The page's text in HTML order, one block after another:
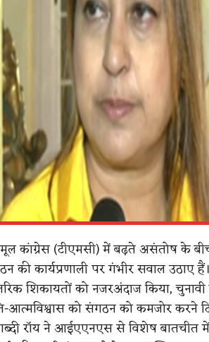
कांग्रेस (टीएमसी) में बढ़ते असंतोष के बीच
की कार्यप्रणाली पर गंभीर सवाल उठाए
शिकायतों को नजरअंदाज किया, चुनावी
आत्मविश्वास को संगठन को कमजोर करने
रॉय ने आईएएनएस से विशेष बातचीत में